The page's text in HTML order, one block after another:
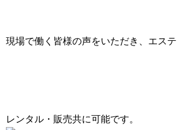
現場で働く皆様の声をいただき、エス
レンタル・販売共に可能です。